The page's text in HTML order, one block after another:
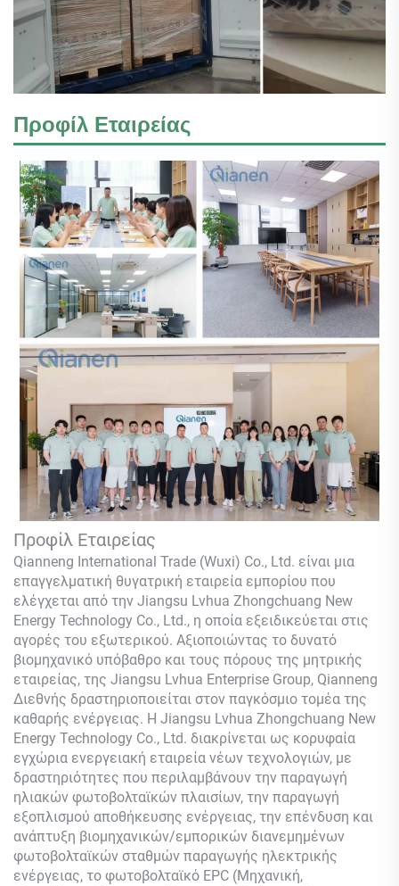
Προφίλ Εταιρείας
Προφίλ Εταιρείας
Qianneng International Trade (Wuxi) Co., Ltd. είναι μια
επαγγελματική θυγατρική εταιρεία εμπορίου που
ελέγχεται από την Jiangsu Lvhua Zhongchuang New
Energy Technology Co., Ltd., η οποία εξειδικεύεται στις
αγορές του εξωτερικού. Αξιοποιώντας το δυνατό
βιομηχανικό υπόβαθρο και τους πόρους της μητρικής
εταιρείας, της Jiangsu Lvhua Enterprise Group, Qianneng
Διεθνής δραστηριοποιείται στον παγκόσμιο τομέα της
καθαρής ενέργειας. Η Jiangsu Lvhua Zhongchuang New
Energy Technology Co., Ltd. διακρίνεται ως κορυφαία
εγχώρια ενεργειακή εταιρεία νέων τεχνολογιών, με
δραστηριότητες που περιλαμβάνουν την παραγωγή
ηλιακών φωτοβολταϊκών πλαισίων, την παραγωγή
εξοπλισμού αποθήκευσης ενέργειας, την επένδυση και
ανάπτυξη βιομηχανικών/εμπορικών διανεμημένων
φωτοβολταϊκών σταθμών παραγωγής ηλεκτρικής
ενέργειας, το φωτοβολταϊκό EPC (Μηχανική,